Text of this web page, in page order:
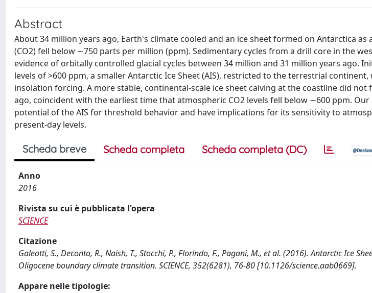
Abstract
About 34 million years ago, Earth's climate cooled and an ice sheet formed on Antarctica
(CO2) fell below ∼750 parts per million (ppm). Sedimentary cycles from a drill core in the
evidence of orbitally controlled glacial cycles between 34 million and 31 million years ago.
levels of >600 ppm, a smaller Antarctic Ice Sheet (AIS), restricted to the terrestrial
insolation forcing. A more stable, continental-scale ice sheet calving at the coastline did
ago, coincident with the earliest time that atmospheric CO2 levels fell below ∼600 ppm.
potential of the AIS for threshold behavior and have implications for its sensitivity to
present-day levels.
Scheda breve Scheda completa Scheda completa (DC)
Anno
2016
Rivista su cui è pubblicata l'opera
SCIENCE
Citazione
Galeotti, S., Deconto, R., Naish, T., Stocchi, P., Florindo, F., Pagani, M., et al. (2016). Antarctic Ice
Oligocene boundary climate transition. SCIENCE, 352(6281), 76-80 [10.1126/science.aab0669].
Appare nelle tipologie: